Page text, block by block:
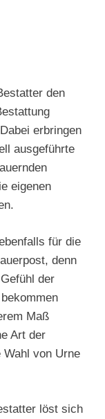
den
erbringen
ausgeführte
eigenen
für die
denn
der
Maß
Art der
Wahl von Urne
löst sich